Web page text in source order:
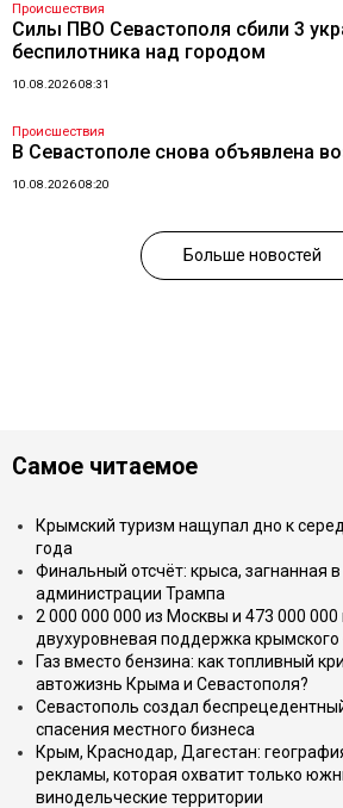
Происшествия
Силы ПВО Севастополя сбили 3
беспилотника над городом
10.08.2026 08:31
Происшествия
В Севастополе снова объявлена
10.08.2026 08:20
Больше новостей
Самое читаемое
Крымский туризм нащупал дно к
года
Финальный отсчёт: крыса, загнанная
администрации Трампа
2 000 000 000 из Москвы и 473 000
двухуровневая поддержка крымского
Газ вместо бензина: как топливный
автожизнь Крыма и Севастополя?
Севастополь создал
спасения местного бизнеса
Крым, Краснодар, Дагестан:
рекламы, которая охватит только
винодельческие территории